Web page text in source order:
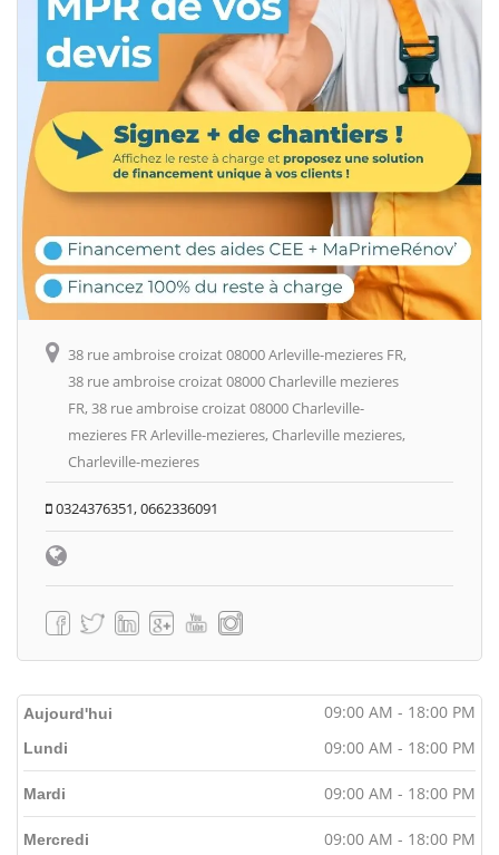
38 rue ambroise croizat 08000 Arleville-mezieres FR,
38 rue ambroise croizat 08000 Charleville mezieres
FR, 38 rue ambroise croizat 08000 Charleville-
mezieres FR Arleville-mezieres, Charleville mezieres,
Charleville-mezieres
0324376351, 0662336091
Aujourd'hui 09:00 AM - 18:00 PM
Lundi 09:00 AM - 18:00 PM
Mardi 09:00 AM - 18:00 PM
Mercredi 09:00 AM - 18:00 PM